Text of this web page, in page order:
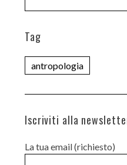
Tag
antropologia
Iscriviti alla
La tua email (richiesto)